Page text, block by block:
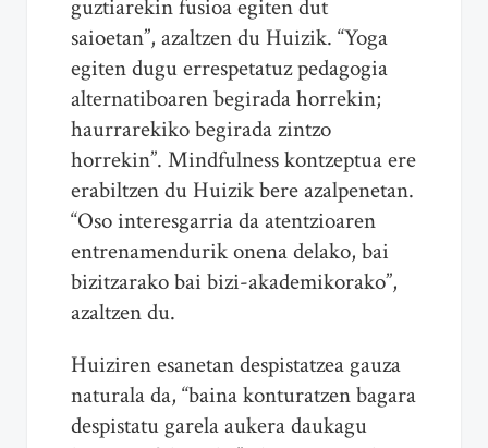
guztiarekin fusioa egiten dut
saioetan”, azaltzen du Huizik. “Yoga
egiten dugu errespetatuz pedagogia
alternatiboaren begirada horrekin;
haurrarekiko begirada zintzo
horrekin”. Mindfulness kontzeptua ere
erabiltzen du Huizik bere azalpenetan.
“Oso interesgarria da atentzioaren
entrenamendurik onena delako, bai
bizitzarako bai bizi-akademikorako”,
azaltzen du.
Huiziren esanetan despistatzea gauza
naturala da, “baina konturatzen bagara
despistatu garela aukeradaukagu